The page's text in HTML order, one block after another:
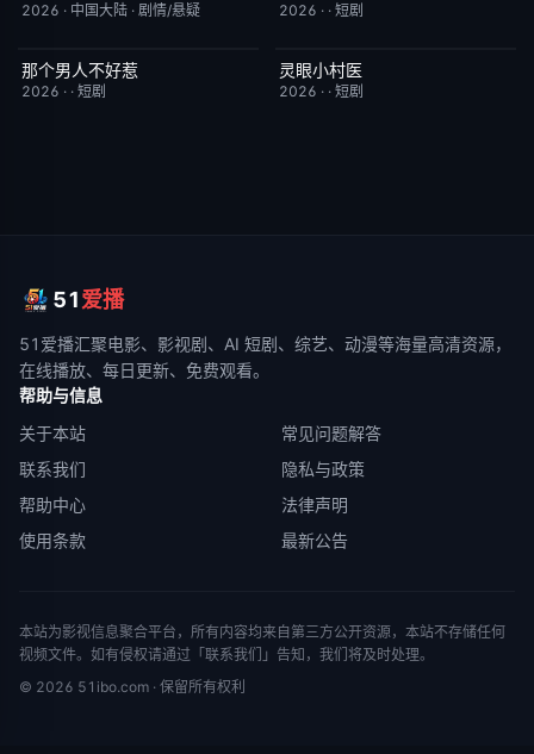
2026 · 中国大陆 · 剧情/悬疑 2026 · · 短剧
完结
那个男人不好惹
2026 · · 短剧
完结
灵眼小村医
2026 · · 短剧
51爱播
51爱播汇聚电影、影视剧、AI 短剧、综艺、动漫等海量高清资源，
在线播放、每日更新、免费观看。
帮助与信息
关于本站
常见问题解答
联系我们
隐私与政策
帮助中心
法律声明
使用条款
最新公告
本站为影视信息聚合平台，所有内容均来自第三方公开资源，本站不存储任何
视频文件。如有侵权请通过「联系我们」告知，我们将及时处理。
© 2026 51ibo.com · 保留所有权利